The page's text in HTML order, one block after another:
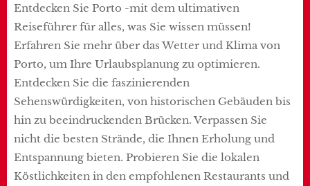
Entdecken Sie Porto -mit dem ultimativen
Reiseführer für alles, was Sie wissen müssen!
Erfahren Sie mehr über das Wetter und Klima von
Porto, um Ihre Urlaubsplanung zu optimieren.
Entdecken Sie die faszinierenden
Sehenswürdigkeiten, von historischen Gebäuden bis
hin zu beeindruckenden Brücken. Verpassen Sie
nicht die besten Strände, die Ihnen Erholung und
Entspannung bieten. Probieren Sie die lokalen
Köstlichkeiten in den empfohlenen Restaurants und